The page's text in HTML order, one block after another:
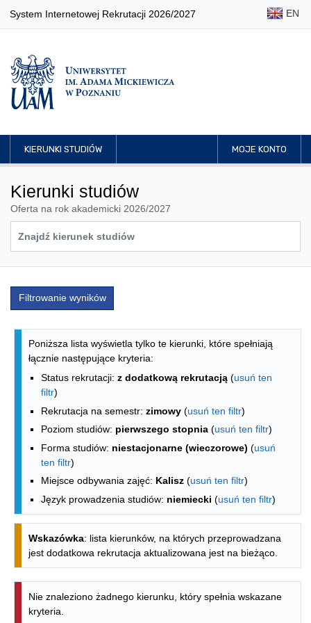
System Internetowej Rekrutacji 2026/2027 EN
KIERUNKI STUDIÓW MOJE KONTO
Kierunki studiów
Oferta na rok akademicki 2026/2027
Filtrowanie wyników
Lista kierunków - spis według
Poniższa lista wyświetla tylko te kierunki, które spełniają
łącznie następujące kryteria:
Status rekrutacji: z dodatkową rekrutacją (usuń ten
filtr)
Rekrutacja na semestr: zimowy (usuń ten filtr)
Poziom studiów: pierwszego stopnia (usuń ten filtr)
Forma studiów: niestacjonarne (wieczorowe) (usuń
ten filtr)
Miejsce odbywania zajęć: Kalisz (usuń ten filtr)
Język prowadzenia studiów: niemiecki (usuń ten filtr)
Wskazówka: lista kierunków, na których przeprowadzana
jest dodatkowa rekrutacja aktualizowana jest na bieżąco.
Nie znaleziono żadnego kierunku, który spełnia wskazane
kryteria.